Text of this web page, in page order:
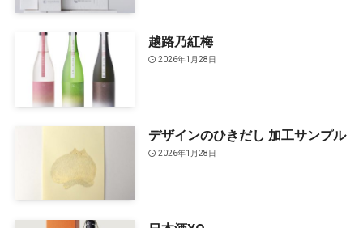
越路乃紅梅
2026年1月28日
デザインのひきだし 加工サンプル
2026年1月28日